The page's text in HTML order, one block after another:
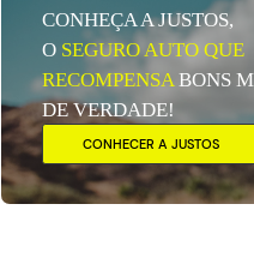
CONHEÇA A JUSTOS,
O SEGURO AUTO QUE
RECOMPENSABONS
DE VERDADE!
CONHECER A JUSTOS